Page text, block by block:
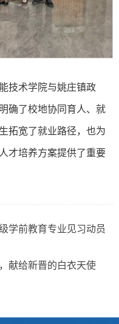
技术学院与姚庄镇政
确了校地协同育人、就
拓宽了就业路径，也为
才培养方案提供了重要
学前教育专业见习动员
献给新晋的白衣天使